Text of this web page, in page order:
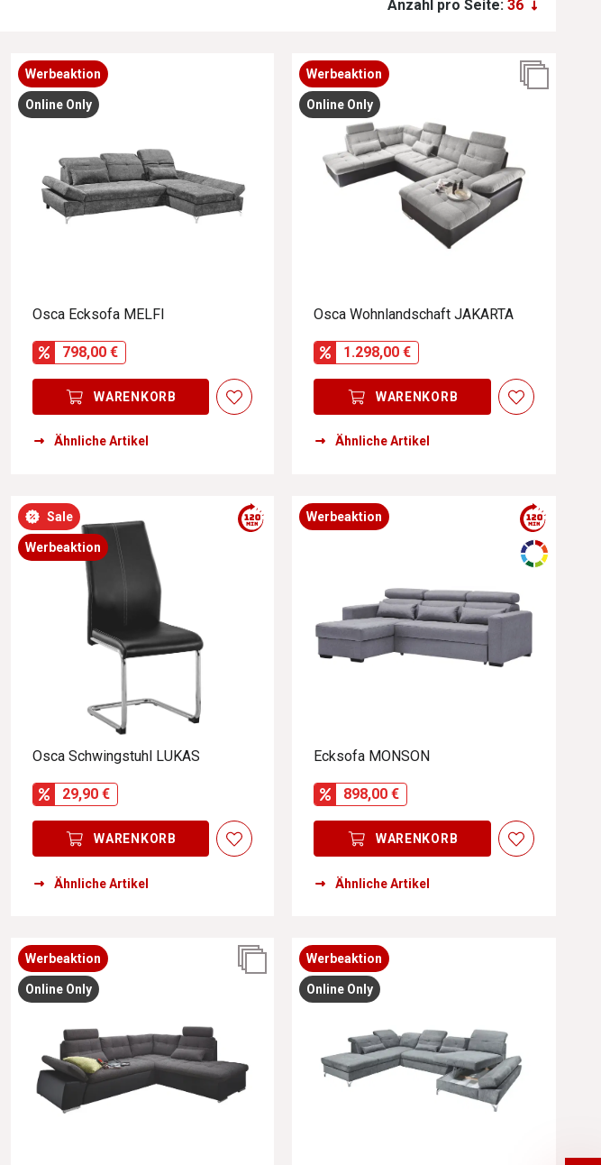
Anzahl pro Seite:
Werbeaktion
Online Only
Osca Ecksofa MELFI
798,00 €
WARENKORB
Ähnliche Artikel
Werbeaktion
Online Only
Osca Wohnlandschaft JAKARTA
1.298,00 €
WARENKORB
Ähnliche Artikel
Sale
Werbeaktion
Osca Schwingstuhl LUKAS
29,90 €
WARENKORB
Ähnliche Artikel
Werbeaktion
Ecksofa MONSON
898,00 €
WARENKORB
Ähnliche Artikel
Werbeaktion
Online Only
Werbeaktion
Online Only